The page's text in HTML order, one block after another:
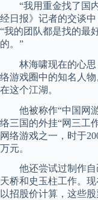
“我用重金找了国内
经日报》记者的交谈中
“我的团队都是找的最
的。”
林海啸现在的心思
络游戏圈中的知名人
在这个江湖。
他被称作“中国网游
络三国的外挂“网三工
网络游戏之一，时于
万元。
他还尝试过制作自
天桥和史玉柱工作。
以招股价计算，这些